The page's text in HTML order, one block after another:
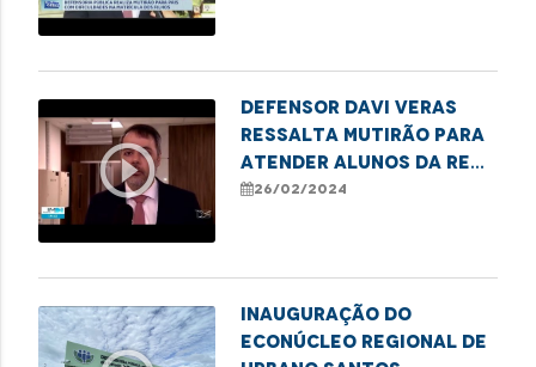
play_circle_outline
Defensor Davi Veras
ressalta mutirão para
atender alunos da rede
pública que estão sem
26/02/2024
Inauguração do
Econúcleo Regional de